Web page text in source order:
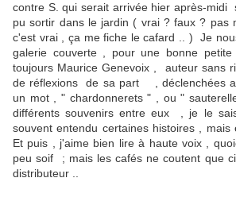
contre S. qui serait arrivée hier après-midi
pu sortir dans le jardin ( vrai ? faux ? pas
c'est vrai , ça me fiche le cafard .. ) Je
galerie couverte , pour une bonne
toujours Maurice Genevoix , auteur sans
de réflexions de sa part , déclenchées
un mot , " chardonnerets " , ou "
différents souvenirs entre eux , je le
souvent entendu certaines histoires , mais
Et puis , j'aime bien lire à haute voix ,
peu soif ; mais les cafés ne coutent que
distributeur ..